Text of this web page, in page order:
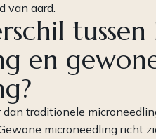
van aard.
tussen
en
traditionele
microneedling richt